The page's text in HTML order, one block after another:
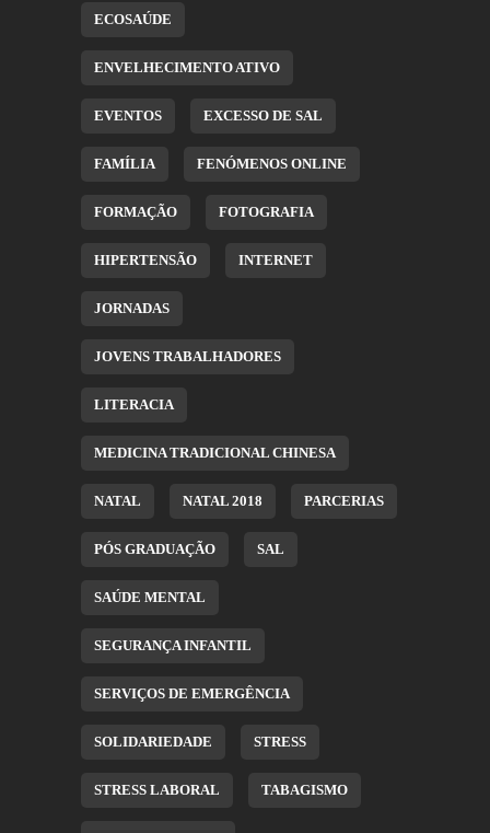
ECOSAÚDE
ENVELHECIMENTO ATIVO
EVENTOS EXCESSO DE SAL
FAMÍLIA FENÓMENOS ONLINE
FORMAÇÃO FOTOGRAFIA
HIPERTENSÃO INTERNET
JORNADAS
JOVENS TRABALHADORES
LITERACIA
MEDICINA TRADICIONAL CHINESA
NATAL NATAL 2018 PARCERIAS
PÓS GRADUAÇÃO SAL
SAÚDE MENTAL
SEGURANÇA INFANTIL
SERVIÇOS DE EMERGÊNCIA
SOLIDARIEDADE STRESS
STRESS LABORAL TABAGISMO